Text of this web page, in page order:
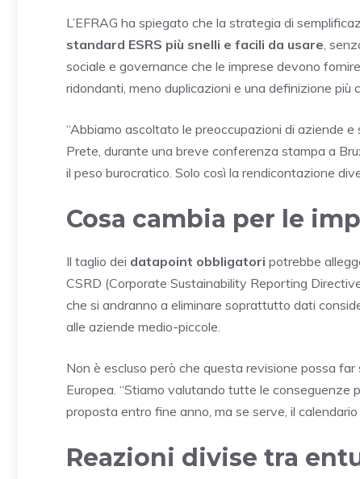
L’EFRAG ha spiegato che la strategia di
standard ESRS più snelli e facili da usare ,
sociale e governance che le imprese devono
ridondanti, meno duplicazioni e una definizione più
“Abbiamo ascoltato le preoccupazioni di aziende
Prete, durante una breve conferenza stampa a
il peso burocratico. Solo così la rendicontazione
Cosa cambia per le
Il taglio dei datapoint obbligatori potrebbe
CSRD (Corporate Sustainability Reporting
che si andranno a eliminare soprattutto dati
alle aziende medio-piccole.
Non è escluso però che questa revisione possa
Europea. “Stiamo valutando tutte le conseguenze
proposta entro fine anno, ma se serve, il calendario
Reazioni divise tra